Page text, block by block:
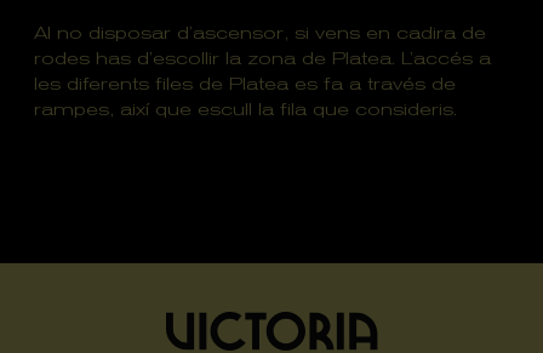
Al no disposar d’ascensor, si vens en cadira de
rodes has d’escollir la zona de Platea. L’accés a
les diferents files de Platea es fa a través de
rampes, així que escull la fila que consideris.